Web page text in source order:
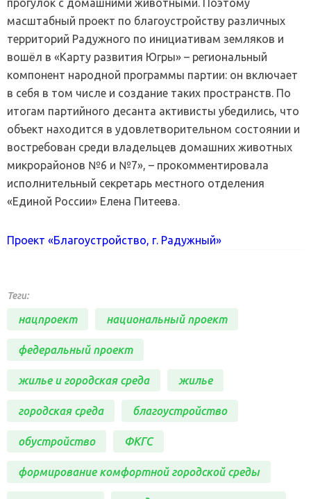
масштабный проект по благоустройству различных
территорий Радужного по инициативам земляков и
вошёл в «Карту развития Югры» – региональный
компонент народной программы партии: он включает
в себя в том числе и создание таких пространств. По
итогам партийного десанта активисты убедились, что
объект находится в удовлетворительном состоянии и
востребован среди владельцев домашних животных
микрорайонов №6 и №7», – прокомментировала
исполнительный секретарь местного отделения
«Единой России» Елена Питеева.
Проект «Благоустройство, г. Радужный»
Теги:
нацпроект национальный проект
федеральный проект
жилье и городская среда жилье
городская среда благоустройство
обустройство ФКГС
формирование комфортной городской среды